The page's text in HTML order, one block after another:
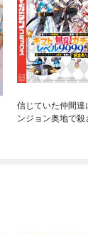
信じていた仲間達
ンジョン奥地で殺